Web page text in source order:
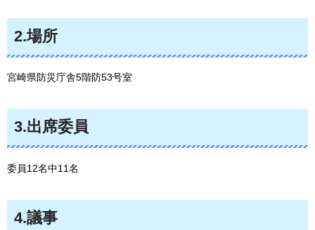
2.場所
宮崎県防災庁舎5階防53号室
3.出席委員
委員12名中11名
4.議事